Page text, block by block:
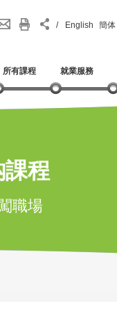
/ English 簡体
所有課程 就業服務
程
職場